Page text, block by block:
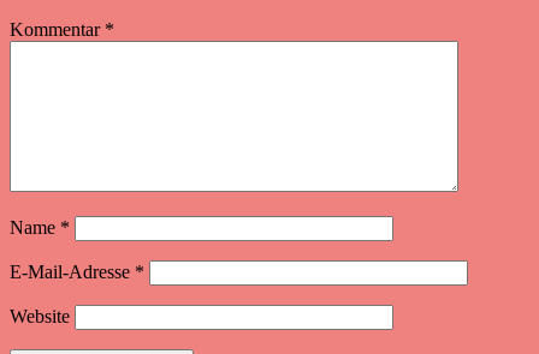
Kommentar *
Name *
E-Mail-Adresse *
Website